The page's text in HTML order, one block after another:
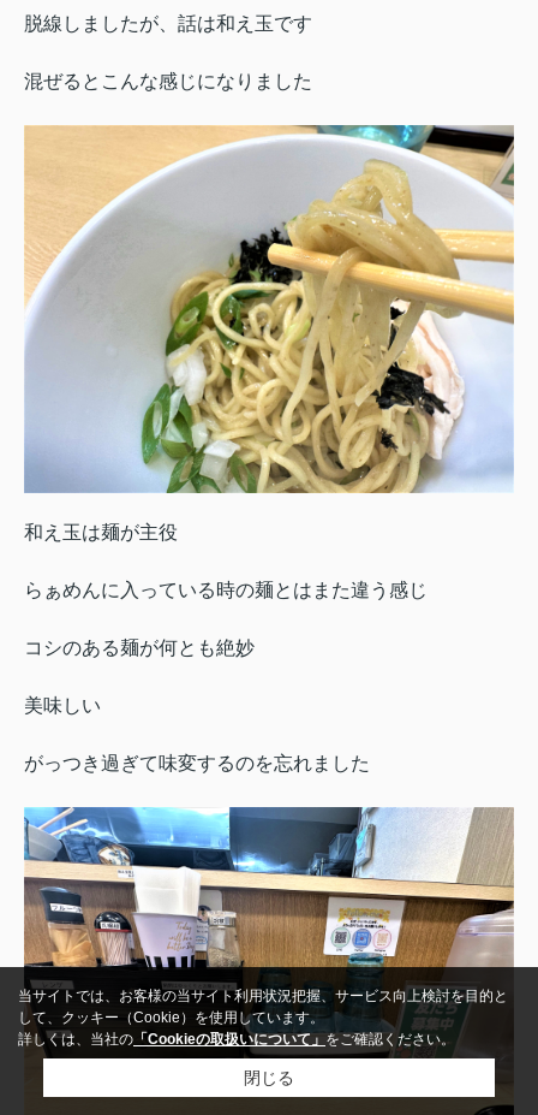
脱線しましたが、話は和え玉です
混ぜるとこんな感じになりました
和え玉は麺が主役
らぁめんに入っている時の麺とはまた違う感じ
コシのある麺が何とも絶妙
美味しい
がっつき過ぎて味変するのを忘れました
当サイトでは、お客様の当サイト利用状況把握、サービス向上検討を目的と
して、クッキー（Cookie）を使用しています。
詳しくは、当社の 「Cookieの取扱いについて」 をご確認ください。
閉じる